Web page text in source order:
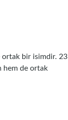
ortak bir isimdir. 23
hem de ortak